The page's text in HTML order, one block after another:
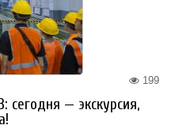
199
сегодня — экскурсия,